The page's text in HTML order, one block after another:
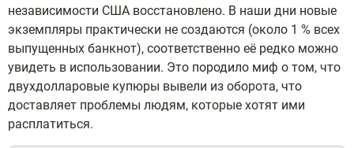
независимости США восстановлено. В наши дни новые
экземпляры практически не создаются (около 1 % всех
выпущенных банкнот), соответственно её редко можно
увидеть в использовании. Это породило миф о том, что
двухдолларовые купюры вывели из оборота, что
доставляет проблемы людям, которые хотят ими
расплатиться.